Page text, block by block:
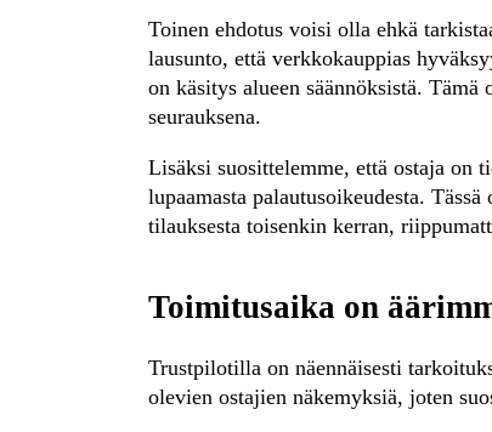
Toinen ehdotus voisi olla ehkä
lausunto, että verkkokauppias
on käsitys alueen säännöksistä.
seurauksena.
Lisäksi suosittelemme, että ostaja on
lupaamasta palautusoikeudesta.
tilauksesta toisenkin kerran,
Toimitusaika on
Trustpilotilla on näennäisesti
olevien ostajien näkemyksiä, joten